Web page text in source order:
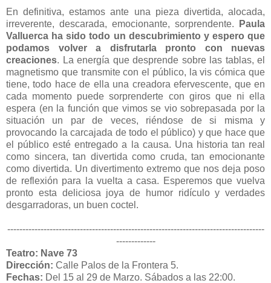
En definitiva, estamos ante una pieza divertida, alocada,
irreverente, descarada, emocionante, sorprendente.
Paula
Valluerca ha sido todo un descubrimiento y espero que
podamos volver a disfrutarla pronto con nuevas
creaciones. La energía que desprende sobre las tablas, el
magnetismo que transmite con el público, la vis cómica que
tiene, todo hace de ella una creadora efervescente, que en
cada momento puede sorprenderte con giros que ni ella
espera (en la función que vimos se vio sobrepasada por la
situación un par de veces, riéndose de si misma y
provocando la carcajada de todo el público) y que hace que
el público esté entregado a la causa. Una historia tan real
como sincera, tan divertida como cruda, tan emocionante
como divertida. Un divertimento extremo que nos deja poso
de reflexión para la vuelta a casa. Esperemos que vuelva
pronto esta deliciosa joya de humor ridículo y verdades
desgarradoras, un buen coctel.
-------------------------------------------------------------------------------------
-------------
Teatro: Nave 73
Dirección: Calle Palos de la Frontera 5.
Fechas: Del 15 al 29 de Marzo. Sábados a las 22:00.